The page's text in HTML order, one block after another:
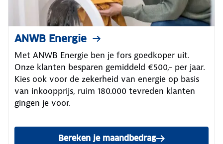
ANWB Energie
Met ANWB Energie ben je fors goedkoper uit.
Onze klanten besparen gemiddeld €500,- per jaar.
Kies ook voor de zekerheid van energie op basis
van inkoopprijs, ruim 180.000 tevreden klanten
gingen je voor.
Bereken je maandbedrag